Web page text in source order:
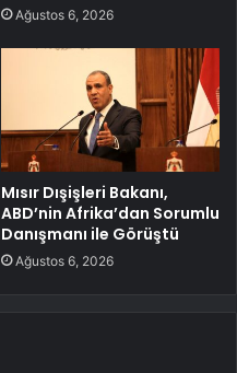
Ağustos 6, 2026
Mısır Dışişleri Bakanı,
ABD’nin Afrika’dan Sorumlu
Danışmanı ile Görüştü
Ağustos 6, 2026